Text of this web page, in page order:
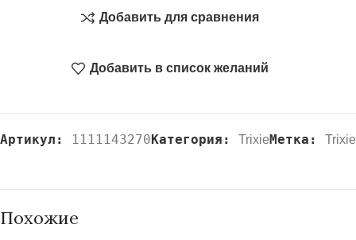
Добавить для сравнения
Добавить в список желаний
Артикул: 1111143270Категория: TrixieМетка: Trixie
Похожие